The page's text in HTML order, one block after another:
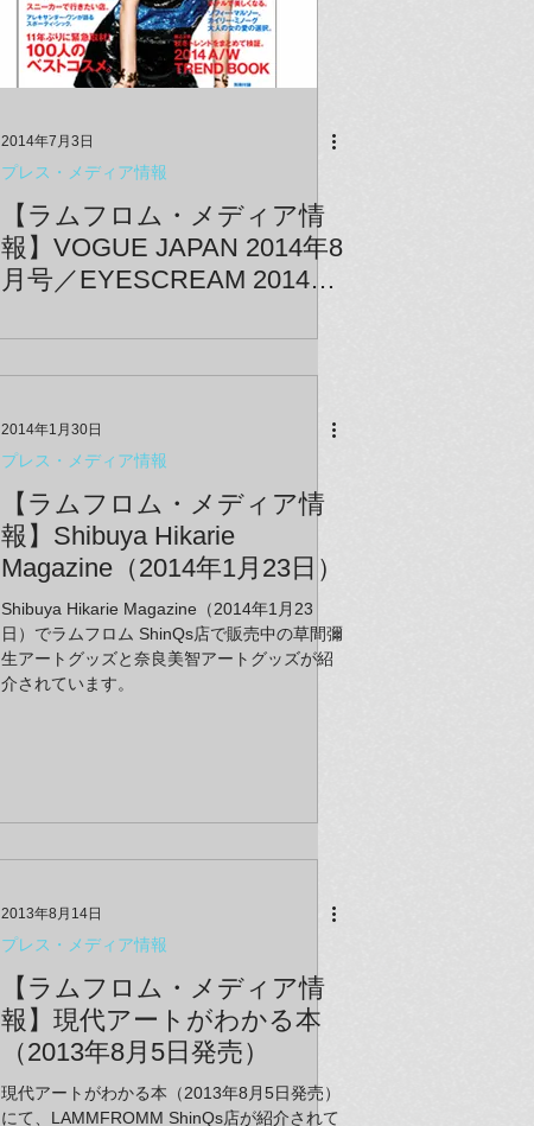
2014年7月3日
プレス・メディア情報
【ラムフロム・メディア情
報】VOGUE JAPAN 2014年8
月号／EYESCREAM 2014年
2014年1月30日
プレス・メディア情報
【ラムフロム・メディア情
報】Shibuya Hikarie
Magazine（2014年1月23日）
Shibuya Hikarie Magazine（2014年1月23
日）でラムフロム ShinQs店で販売中の草間彌
生アートグッズと奈良美智アートグッズが紹
介されています。
2013年8月14日
プレス・メディア情報
【ラムフロム・メディア情
報】現代アートがわかる本
（2013年8月5日発売）
現代アートがわかる本（2013年8月5日発売）
にて、LAMMFROMM ShinQs店が紹介されて